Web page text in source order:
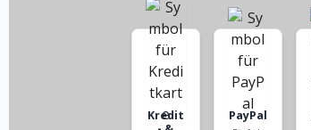
Kredit
PayPal